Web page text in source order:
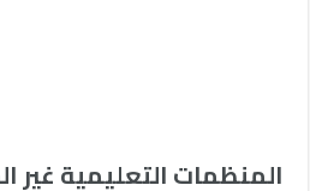
المنظمات التعليمية غير